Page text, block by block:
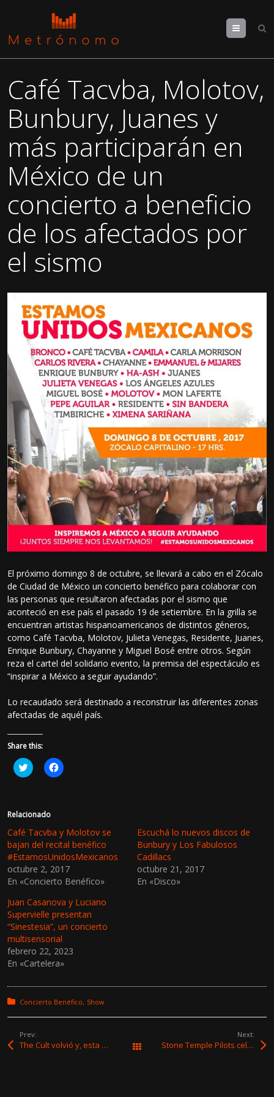
Menu
Café Tacvba, Molotov,
Bunbury, Juanes y
más participarán en
México de un
concierto a beneficio
de los afectados por
el sismo
El próximo domingo 8 de octubre, se llevará a cabo en el Zócalo
de Ciudad de México un concierto benéfico para colaborar con
las personas que resultaron afectadas por el sismo que
aconteció en ese país el pasado 19 de setiembre. En la grilla se
encuentran artistas hispanoamericanos de distintos géneros,
como Café Tacvba, Molotov, Julieta Venegas, Residente, Juanes,
Enrique Bunbury, Chayanne y Miguel Bosé entre otros. Según
reza el cartel del solidario evento, la premisa del espectáculo es
“inspirar a México a seguir ayudando”.
Lo recaudado será destinado a reconstruir las diferentes zonas
afectadas de aquél país.
Share this:
H
a
c
a
r
a
c
o
m
p
a
t
i
r
e
n
T
w
i
t
r
S
a
r
e
H
a
a
r
a
c
o
m
p
a
t
i
r
e
n
F
a
c
e
o
(
e
r
Relacionado
Café Tacvba y Molotov se
bajan del recital benéfico
#EstamosUnidosMexicanos
octubre 2, 2017
En «Concierto Benéfico»
Escuchá lo nuevos discos de
Bunbury y Los Fabulosos
Cadillacs
octubre 21, 2017
En «Disco»
Juan Casanova y Luciano
Supervielle presentan
“Sinestesia”, un concierto
multisensorial
febrero 22, 2023
En «Cartelera»
Posted in:
Concierto Benéfico Show
Prev:
The Cult volvió y, esta vez, cumplió Todas las entradas
Next:
Stone Temple Pilots celebra el 25° aniversario de “Core” con una edición de lujo